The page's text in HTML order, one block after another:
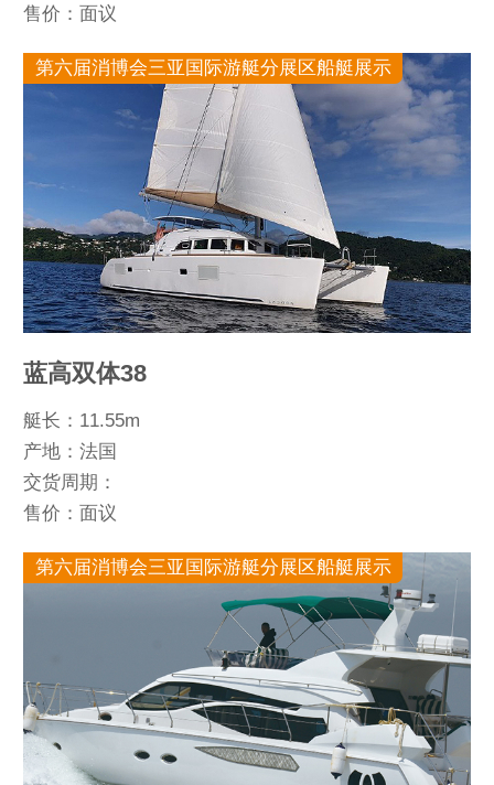
售价：面议
第六届消博会三亚国际游艇分展区船艇展示
蓝高双体38
艇长：11.55m
产地：法国
交货周期：
售价：面议
第六届消博会三亚国际游艇分展区船艇展示